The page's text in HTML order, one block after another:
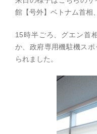
館【号外】ベトナム首相
15時半ごろ、グエン首
か、政府専用機駐機ス
られました。